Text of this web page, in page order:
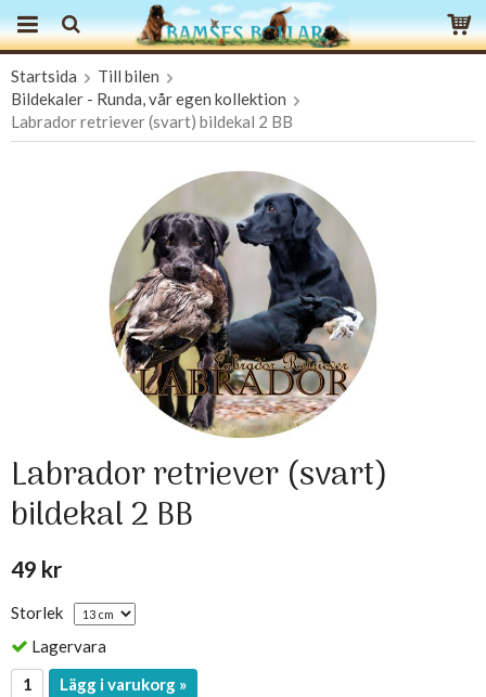
Produkten har blivit tillagd i varukorgen
Startsida
Till bilen
Bildekaler - Runda, vår egen kollektion
Labrador retriever (svart) bildekal 2 BB
Labrador retriever (svart)
bildekal 2 BB
49 kr
Storlek
Lagervara
Lägg i varukorg »